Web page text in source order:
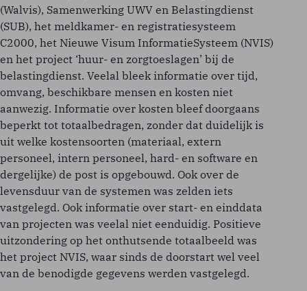
(Walvis), Samenwerking UWV en Belastingdienst
(SUB), het meldkamer- en registratiesysteem
C2000, het Nieuwe Visum InformatieSysteem (NVIS)
en het project ‘huur- en zorgtoeslagen’ bij de
belastingdienst. Veelal bleek informatie over tijd,
omvang, beschikbare mensen en kosten niet
aanwezig. Informatie over kosten bleef doorgaans
beperkt tot totaalbedragen, zonder dat duidelijk is
uit welke kostensoorten (materiaal, extern
personeel, intern personeel, hard- en software en
dergelijke) de post is opgebouwd. Ook over de
levensduur van de systemen was zelden iets
vastgelegd. Ook informatie over start- en einddata
van projecten was veelal niet eenduidig. Positieve
uitzondering op het onthutsende totaalbeeld was
het project NVIS, waar sinds de doorstart wel veel
van de benodigde gegevens werden vastgelegd.